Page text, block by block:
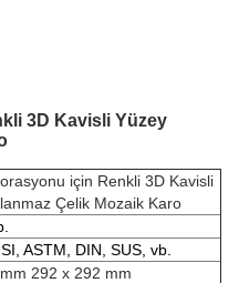
3D Kavisli Yüzey
için Renkli 3D Kavisli
Çelik Mozaik Karo
ASTM, DIN, SUS, vb.
292 x 292 mm